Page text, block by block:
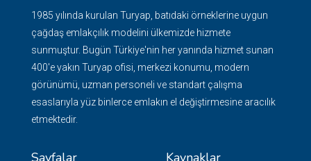
1985 yılında kurulan Turyap, batıdaki örneklerine uygun
çağdaş emlakçılık modelini ülkemizde hizmete
sunmuştur. Bugün Türkiye'nin her yanında hizmet sunan
400'e yakın Turyap ofisi, merkezi konumu, modern
görünümü, uzman personeli ve standart çalışma
esaslarıyla yüz binlerce emlakın el değiştirmesine aracılık
etmektedir.
Sayfalar Kaynaklar